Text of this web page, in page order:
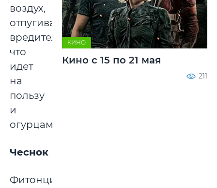
воздух,
отпугивают
вредителей,
что
идет
на
пользу
и
огурцам.
Чеснок
Фитонциды,
КИНО
Кино с 15 по 21 мая
211